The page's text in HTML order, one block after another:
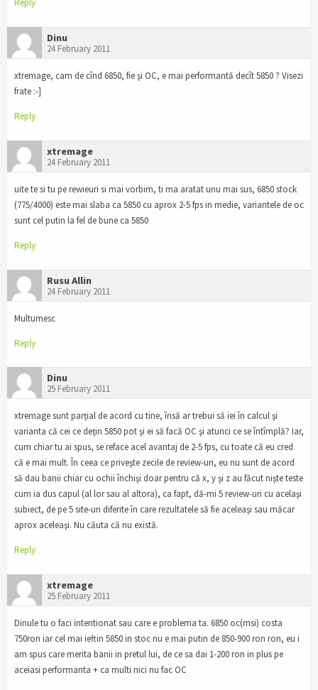
Reply
Dinu
24 February 2011
xtremage, cam de cînd 6850, fie şi OC, e mai performantă decît 5850 ? Visezi
frate :-]
Reply
xtremage
24 February 2011
uite te si tu pe rewieuri si mai vorbim, ti ma aratat unu mai sus, 6850 stock
(775/4000) este mai slaba ca 5850 cu aprox 2-5 fps in medie, variantele de oc
sunt cel putin la fel de bune ca 5850
Reply
Rusu Allin
24 February 2011
Multumesc
Reply
Dinu
25 February 2011
xtremage sunt parţial de acord cu tine, însă ar trebui să iei în calcul şi
varianta că cei ce deţin 5850 pot şi ei să facă OC şi atunci ce se întîmplă? Iar,
cum chiar tu ai spus, se reface acel avantaj de 2-5 fps, cu toate că eu cred
că e mai mult. În ceea ce priveşte zecile de review-uri, eu nu sunt de acord
să dau banii chiar cu ochii închişi doar pentru că x, y şi z au făcut nişte teste
cum ia dus capul (al lor sau al altora), ca fapt, dă-mi 5 review-uri cu acelaşi
subiect, de pe 5 site-uri diferite în care rezultatele să fie aceleaşi sau măcar
aprox aceleaşi. Nu căuta că nu există.
Reply
xtremage
25 February 2011
Dinule tu o faci intentionat sau care e problema ta. 6850 oc(msi) costa
750ron iar cel mai ieftin 5850 in stoc nu e mai putin de 850-900 ron ron, eu i
am spus care merita banii in pretul lui, de ce sa dai 1-200 ron in plus pe
aceiasi performanta + ca multi nici nu fac OC